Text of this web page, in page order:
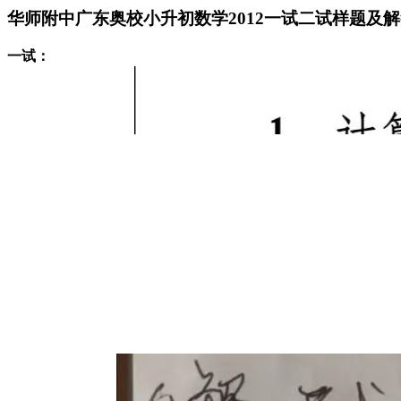
华师附中广东奥校小升初数学2012一试二试样题及
一试：